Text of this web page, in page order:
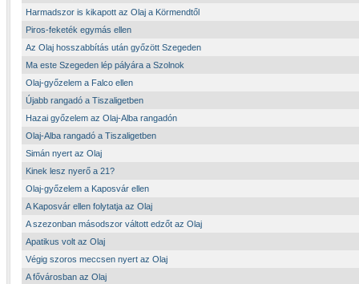
Harmadszor is kikapott az Olaj a Körmendtől
Piros-feketék egymás ellen
Az Olaj hosszabbítás után győzött Szegeden
Ma este Szegeden lép pályára a Szolnok
Olaj-győzelem a Falco ellen
Újabb rangadó a Tiszaligetben
Hazai győzelem az Olaj-Alba rangadón
Olaj-Alba rangadó a Tiszaligetben
Simán nyert az Olaj
Kinek lesz nyerő a 21?
Olaj-győzelem a Kaposvár ellen
A Kaposvár ellen folytatja az Olaj
A szezonban másodszor váltott edzőt az Olaj
Apatikus volt az Olaj
Végig szoros meccsen nyert az Olaj
A fővárosban az Olaj